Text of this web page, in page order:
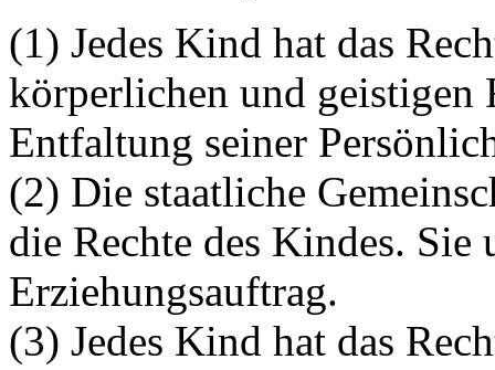
(1) Jedes Kind hat das
körperlichen und geistigen
Entfaltung seiner
(2) Die staatliche
die Rechte des Kindes.
Erziehungsauftrag.
(3) Jedes Kind hat das